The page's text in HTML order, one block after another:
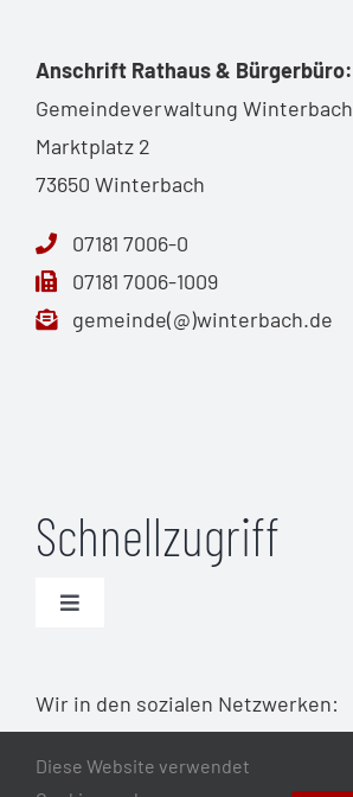
Anschrift Rathaus & Bürgerbüro:
Gemeindeverwaltung Winterbach
Marktplatz 2
73650 Winterbach
07181 7006-0
07181 7006-1009
gemeinde(@)winterbach.de
Schnellzugriff
Toggle
Wir in den sozialen Netzwerken:
Diese Website verwendet